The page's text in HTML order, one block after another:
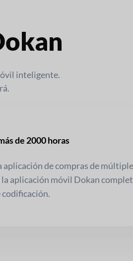
inteligente.
de 2000 horas
aplicación de compras de
la aplicación móvil Dokan
codificación.